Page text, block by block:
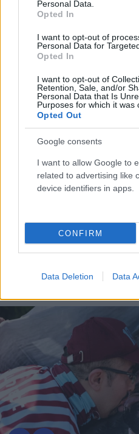
Personal Data.
Opted In
I want to opt-out of
Personal Data for
Opted In
I want to opt-out of
Retention, Sale, and/or
Personal Data that Is
Purposes for which it was
Opted Out
Google consents
I want to allow Google to
related to advertising like
device identifiers in apps.
CONFIRM
Data Deletion Data
Όταν οι φλόγες
06.08.2026
ΑΝΤΑΠΟΚΡΙΣΗ ΗΠΑ
ΗΠΑ: Επιτροπή της
παραπομπή του Άντονι